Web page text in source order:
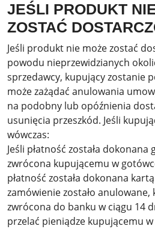
JEŚLI PRODUKT
ZOSTAĆ
Jeśli produkt nie może zostać
powodu nieprzewidzianych
sprzedawcy, kupujący zostanie
może zażądać anulowania
na podobny lub opóźnienia
usunięcia przeszkód. Jeśli
wówczas:
Jeśli płatność została
zwrócona kupującemu w
płatność została dokonana
zamówienie zostało anulowane,
zwrócona do banku w ciągu 14
przelać pieniądze kupującemu